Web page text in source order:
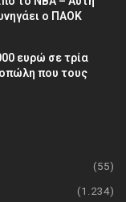
ο ΠΑΟΚ
ευρώ σε τρία
που τους
(55)
(1.234)